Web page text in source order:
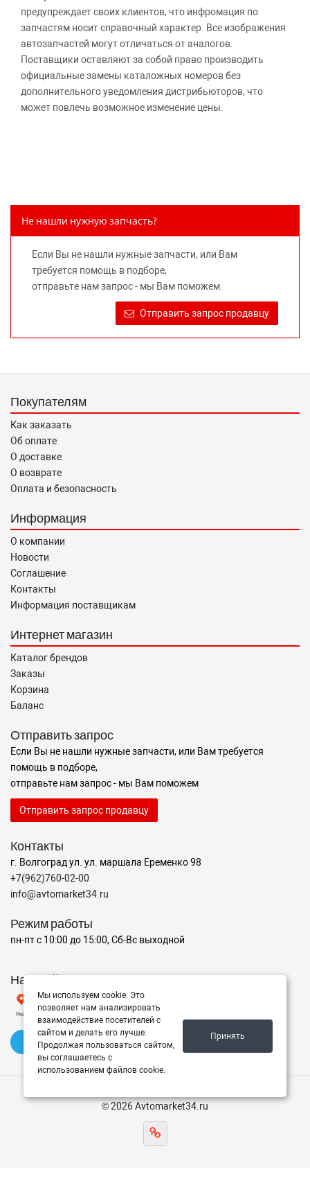
предупреждает своих клиентов, что инфромация по
запчастям носит справочный характер. Все изображения
автозапчастей могут отличаться от аналогов.
Поставщики оставляют за собой право производить
официальные замены каталожных номеров без
дополнительного уведомления дистрибьюторов, что
может повлечь возможное изменение цены.
предлагаемых к продаже запасных частей для
правообладателей указанных товарных знаков.
Требование предоставлять покупателю необходимую и
достоверную информацию о товаре, предлагаемом к
продаже, обеспечивающую возможность их правильного
выбора возложено на продавца (изготовителя) Законом
«О защите прав потребителей».
Не нашли нужную запчасть?
Если Вы не нашли нужные запчасти, или Вам
требуется помощь в подборе,
отправьте нам запрос - мы Вам поможем.
Отправить запрос продавцу
Покупателям
Как заказать
Об оплате
О доставке
О возврате
Оплата и безопасность
Информация
О компании
Новости
Соглашение
Контакты
Информация поставщикам
Интернет магазин
Каталог брендов
Заказы
Корзина
Баланс
Отправить запрос
Если Вы не нашли нужные запчасти, или Вам требуется
помощь в подборе,
отправьте нам запрос - мы Вам поможем
Отправить запрос продавцу
Контакты
г. Волгоград ул. ул. маршала Еременко 98
+7(962)760-02-00
info@avtomarket34.ru
Режим работы
пн-пт с 10:00 до 15:00, Сб-Вс выходной
Наш рейтинг на Яндексе
✍️ Оставить отзыв
© 2026 Avtomarket34.ru
Мы используем cookie. Это
позволяет нам анализировать
взаимодействие посетителей с
сайтом и делать его лучше.
Продолжая пользоваться сайтом,
вы соглашаетесь с
использованием файлов cookie.
Принять